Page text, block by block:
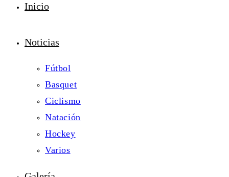
Inicio
Noticias
Fútbol
Basquet
Ciclismo
Natación
Hockey
Varios